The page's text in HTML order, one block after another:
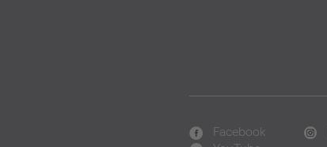
Facebook